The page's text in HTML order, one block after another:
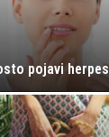
pojavi